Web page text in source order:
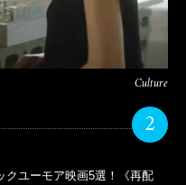
Culture
2
クユーモア映画5選！《再配